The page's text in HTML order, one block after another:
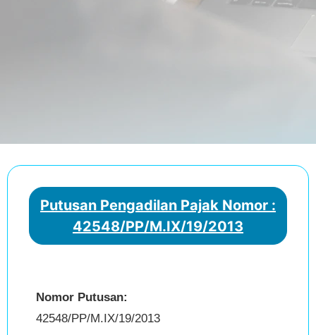
Putusan Pengadilan Pajak Nomor :
42548/PP/M.IX/19/2013
Nomor Putusan:
42548/PP/M.IX/19/2013